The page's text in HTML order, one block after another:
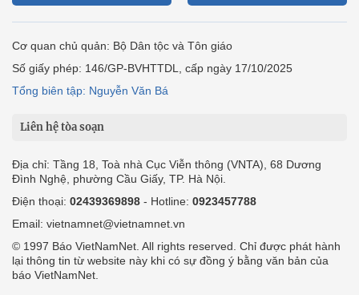
Cơ quan chủ quản: Bộ Dân tộc và Tôn giáo
Số giấy phép: 146/GP-BVHTTDL, cấp ngày 17/10/2025
Tổng biên tập: Nguyễn Văn Bá
Liên hệ tòa soạn
Địa chỉ: Tầng 18, Toà nhà Cục Viễn thông (VNTA), 68 Dương
Đình Nghệ, phường Cầu Giấy, TP. Hà Nội.
Điện thoại: 02439369898 - Hotline: 0923457788
Email: vietnamnet@vietnamnet.vn
© 1997 Báo VietNamNet. All rights reserved. Chỉ được phát hành
lại thông tin từ website này khi có sự đồng ý bằng văn bản của
báo VietNamNet.